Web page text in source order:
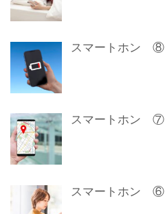
スマートホン ⑧
スマートホン ⑦
スマートホン ⑥